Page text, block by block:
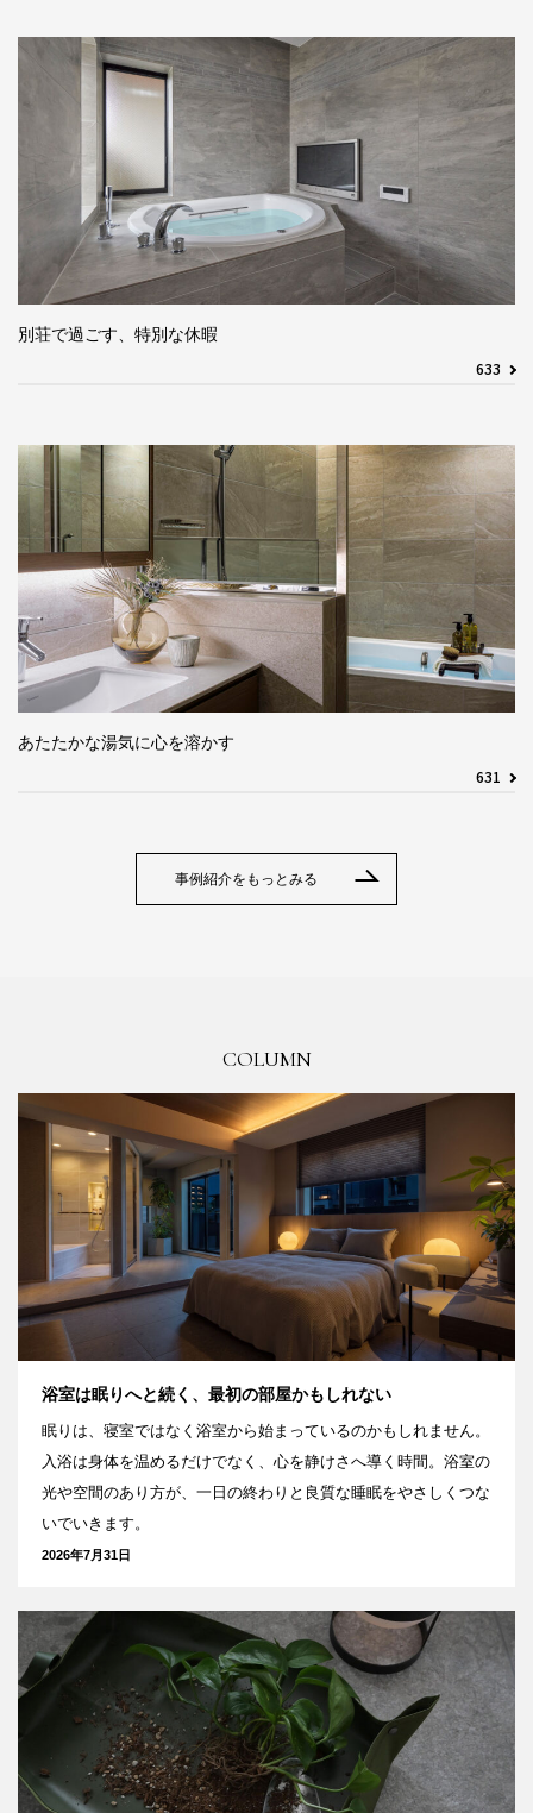
別荘で過ごす、特別な休暇
633
あたたかな湯気に心を溶かす
631
事例紹介をもっとみる
COLUMN
浴室は眠りへと続く、最初の部屋かもしれない
眠りは、寝室ではなく浴室から始まっているのかもしれません。
入浴は身体を温めるだけでなく、心を静けさへ導く時間。浴室の
光や空間のあり方が、一日の終わりと良質な睡眠をやさしくつな
いでいきます。
2026年7月31日